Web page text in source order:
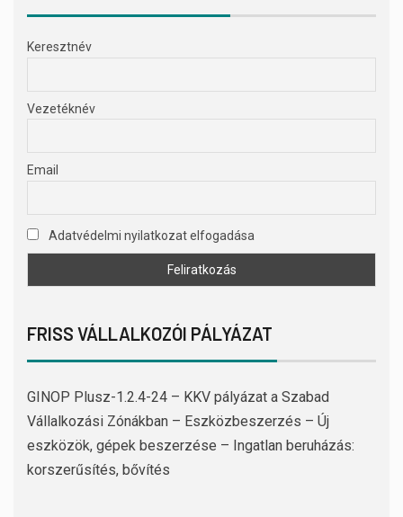
Keresztnév
Vezetéknév
Email
Adatvédelmi nyilatkozat elfogadása
FRISS VÁLLALKOZÓI PÁLYÁZAT
GINOP Plusz-1.2.4-24 – KKV pályázat a Szabad
Vállalkozási Zónákban – Eszközbeszerzés – Új
eszközök, gépek beszerzése – Ingatlan beruházás:
korszerűsítés, bővítés